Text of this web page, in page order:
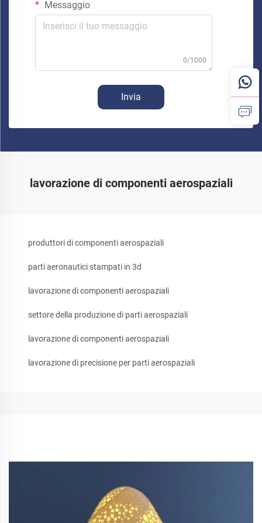
Messaggio
0/1000
Invia
lavorazione di componenti aerospaziali
produttori di componenti aerospaziali
parti aeronautici stampati in 3d
lavorazione di componenti aerospaziali
settore della produzione di parti aerospaziali
lavorazione di componenti aerospaziali
lavorazione di precisione per parti aerospaziali